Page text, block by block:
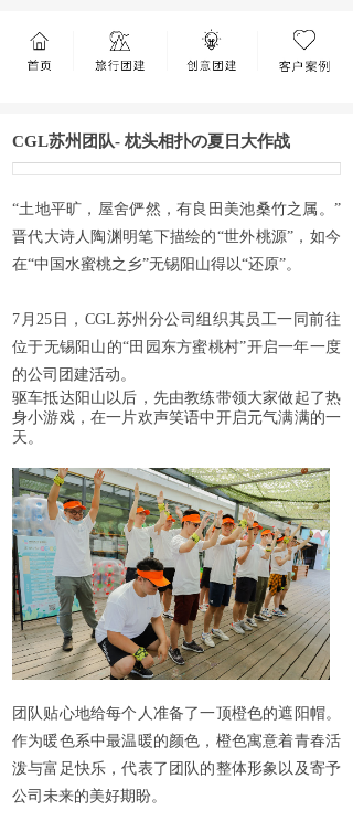
CGL苏州团队- 枕头相扑の夏日大作战
“土地平旷，屋舍俨然，有良田美池桑竹之属。”
晋代大诗人陶渊明笔下描绘的“世外桃源”，如今
在“中国水蜜桃之乡”无锡阳山得以“还原”。
7 月25 日， CGL苏州分公司组织其员工一同前往
位于无锡阳山的“田园东方蜜桃村”开启一年一度
的公司团建活动。
驱车抵达阳山以后，先由教练带领大家做起了热
身小游戏，在一片欢声笑语中开启元气满满的一
天。
团队贴心地给每个人准备了一顶橙色的遮阳帽。
作为暖色系中最温暖的颜色，橙色寓意着青春活
泼与富足快乐，代表了团队的整体形象以及寄予
公司未来的美好期盼。